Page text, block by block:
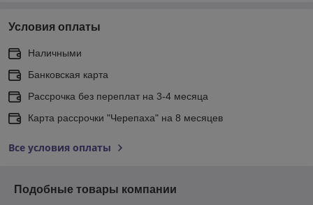
Условия оплаты
Наличными
Банковская карта
Рассрочка без переплат на 3-4 месяца
Карта рассрочки "Черепаха" на 8 месяцев
Все условия оплаты
Подобные товары компании